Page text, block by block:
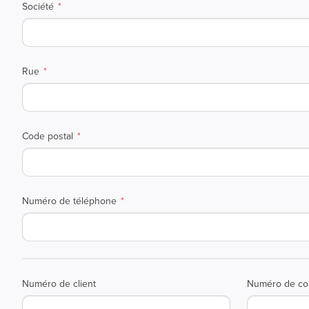
Société
Rue
Code postal
Numéro de téléphone
Numéro de client Numéro de